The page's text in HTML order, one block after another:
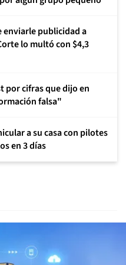
enviarle publicidad a
lo multó con $4,3
por cifras que dijo en
falsa"
a su casa con pilotes
en 3 días